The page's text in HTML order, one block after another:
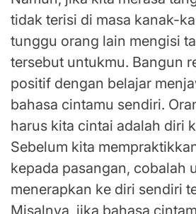
tidak terisi di masa kanak-
tunggu orang lain mengisi
tersebut untukmu. Bangun
positif dengan belajar
bahasa cintamu sendiri.
harus kita cintai adalah diri
Sebelum kita
kepada pasangan, cobalah
menerapkan ke diri sendiri